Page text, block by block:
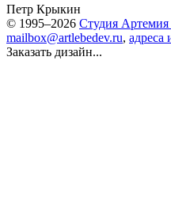
Петр Крыкин
© 1995–2026 Студия Артемия
mailbox@artlebedev.ru, адреса
Заказать дизайн...